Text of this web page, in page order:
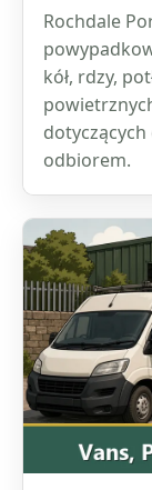
Rochdale
kół, rdzy,
odbiorem.